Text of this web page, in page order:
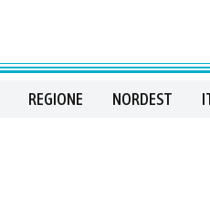
REGIONE NORDEST